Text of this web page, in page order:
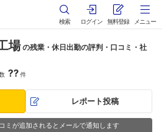
検索 ログイン 無料登録 メニュー
場 の残業・休日出勤の評判・口コミ・社
??件
レポート投稿
ミが追加されるとメールで通知します